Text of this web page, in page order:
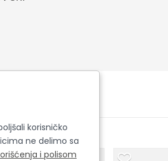
korisničko
ne delimo sa
i polisom